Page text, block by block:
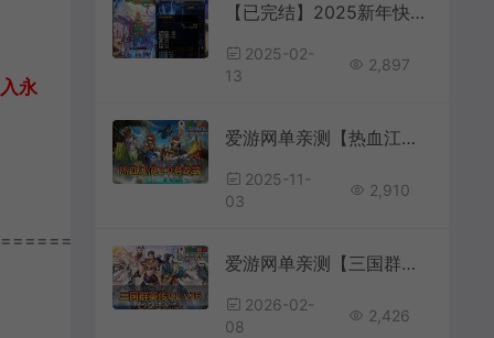
永
【已完结】2025新年快乐完整攻略 异界镇魂安图恩 卢克 天空巢穴经典70版本 在线泡点 免虚拟机复古内容 异界 海上列车 真猪 假猪 深渊副本回味青春
2025-02-
13
2,897
爱游网单亲测【热血江湖单机版】端游2.0潜龙江湖复古微变带AI假人站街摆摊挂机打怪配套GM物品后台免虚拟机一键启动
2025-11-
03
2,910
爱游网单亲测【三国群英传OL单机版】最新整理V36六职业台服端带Gm后台 可转生带10实心真天魔兵可修改 一键启动 视频安装教学
2026-02-
08
2,426